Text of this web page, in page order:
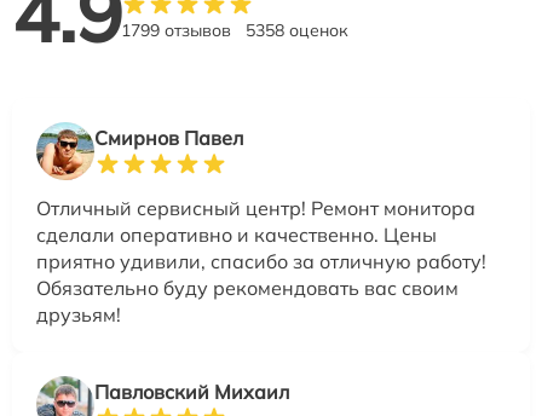
1799 отзывов 5358 оценок
Смирнов Павел
Отличный сервисный центр! Ремонт монитора
сделали оперативно и качественно. Цены
приятно удивили, спасибо за отличную работу!
Обязательно буду рекомендовать вас своим
друзьям!
Павловский Михаил